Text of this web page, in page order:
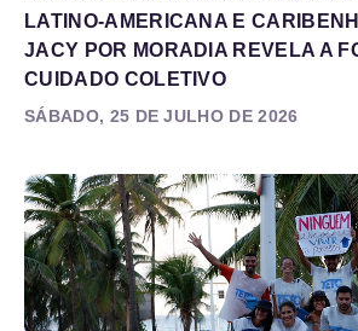
LATINO-AMERICANA E
JACY POR MORADIA REVELA A
CUIDADO COLETIVO
SÁBADO, 25 DE JULHO DE 2026